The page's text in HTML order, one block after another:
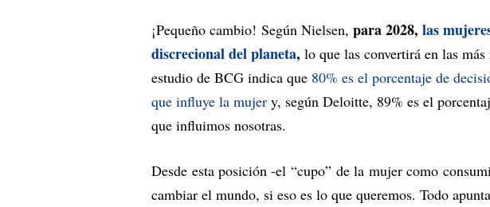
¡Pequeño cambio! Según Nielsen, para 2028, las
discrecional del planeta, lo que las convertirá en las
estudio de BCG indica que 80% es el porcentaje de
que influye la mujer y, según Deloitte, 89% es el
que influimos nosotras.
Desde esta posición -el “cupo” de la mujer como
cambiar el mundo, si eso es lo que queremos. Todo